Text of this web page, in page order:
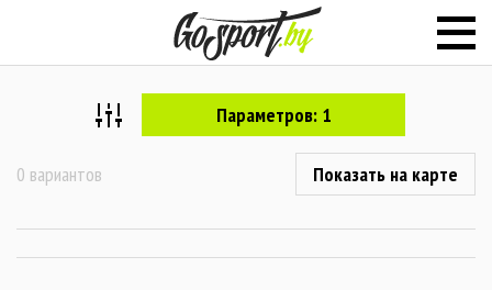
Параметров: 1
0 вариантов Показать на карте